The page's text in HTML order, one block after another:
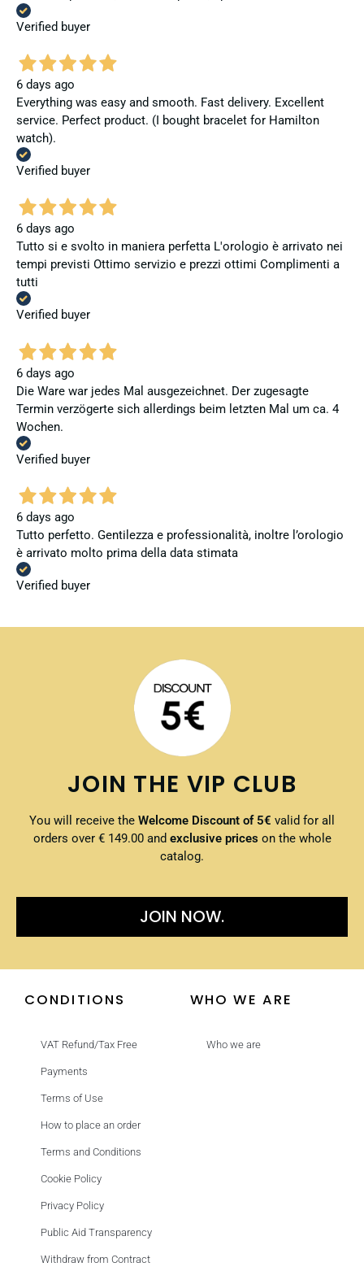
Verified buyer
6 days ago
Everything was easy and smooth. Fast delivery. Excellent
service. Perfect product. (I bought bracelet for Hamilton
watch).
Verified buyer
6 days ago
Tutto si e svolto in maniera perfetta L'orologio è arrivato nei
tempi previsti Ottimo servizio e prezzi ottimi Complimenti a
tutti
Verified buyer
6 days ago
Die Ware war jedes Mal ausgezeichnet. Der zugesagte
Termin verzögerte sich allerdings beim letzten Mal um ca. 4
Wochen.
Verified buyer
6 days ago
Tutto perfetto. Gentilezza e professionalità, inoltre l’orologio
è arrivato molto prima della data stimata
Verified buyer
JOIN THE VIP CLUB
You will receive the Welcome Discount of 5€ valid for all
orders over € 149.00 and exclusive prices on the whole
catalog.
JOIN NOW.
CONDITIONS
VAT Refund/Tax Free
Payments
Terms of Use
How to place an order
Terms and Conditions
Cookie Policy
Privacy Policy
Public Aid Transparency
Withdraw from Contract
WHO WE ARE
Who we are